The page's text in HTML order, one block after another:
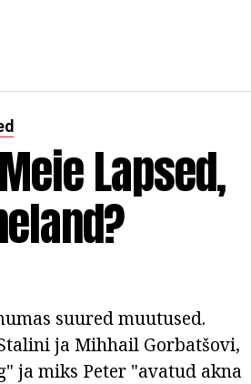
Lapsed,
suured muutused.
ja Mihhail Gorbatšovi,
ja miks Peter "avatud akna